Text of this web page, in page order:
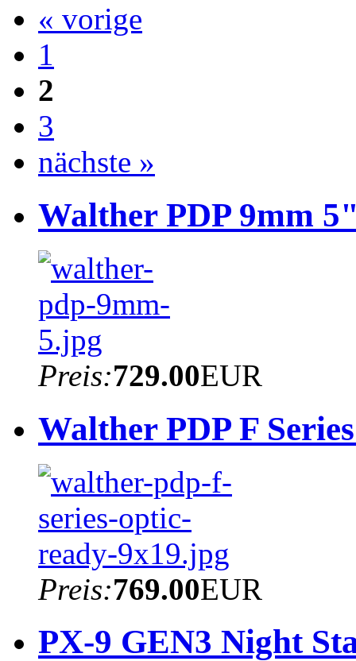
« vorige
1
2
3
nächste »
Walther PDP 9mm
Preis:729.00EUR
Walther PDP F
Preis:769.00EUR
PX-9 GEN3 Night